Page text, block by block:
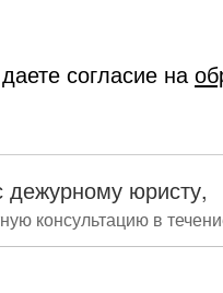
согласие на
дежурному юристу,
консультацию в